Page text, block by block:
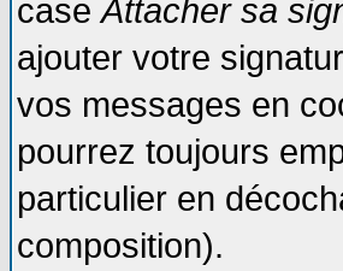
caseAttacher sa
ajouter votre
vos messages en
pourrez toujours
particulier en
composition).